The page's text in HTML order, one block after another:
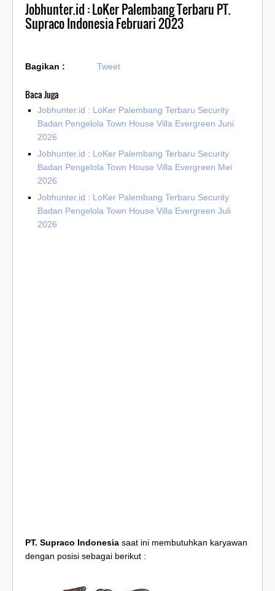
Jobhunter.id : LoKer Palembang Terbaru PT.
Supraco Indonesia Februari 2023
Bagikan : Tweet
Baca Juga
Jobhunter.id : LoKer Palembang Terbaru Security
Badan Pengelola Town House Villa Evergreen Juni
2026
Jobhunter.id : LoKer Palembang Terbaru Security
Badan Pengelola Town House Villa Evergreen Mei
2026
Jobhunter.id : LoKer Palembang Terbaru Security
Badan Pengelola Town House Villa Evergreen Juli
2026
PT. Supraco Indonesia saat ini membutuhkan karyawan
dengan posisi sebagai berikut :